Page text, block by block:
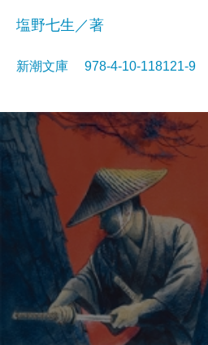
塩野七生／著
新潮文庫 978-4-10-118121-